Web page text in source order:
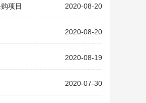
2020-08-20
项目
2020-08-20
2020-08-19
2020-07-30